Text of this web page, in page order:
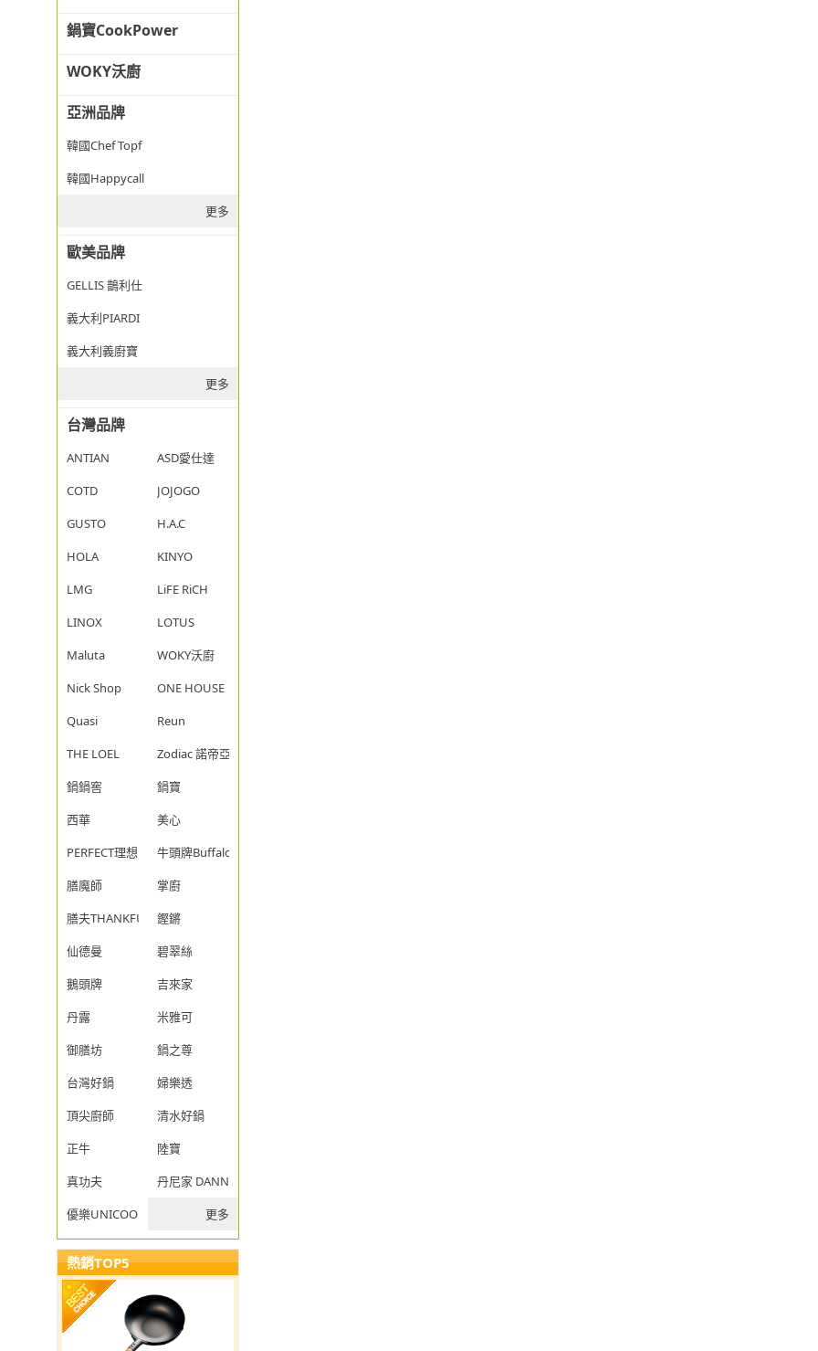
鍋寶CookPower
WOKY沃廚
亞洲品牌
韓國Chef Topf
韓國Happycall
更多
歐美品牌
GELLIS 鵲利仕
義大利PIARDI
義大利義廚寶
更多
台灣品牌
ANTIAN
ASD愛仕達
COTD
JOJOGO
GUSTO
H.A.C
HOLA
KINYO
LMG
LiFE RiCH
LINOX
LOTUS
Maluta
WOKY沃廚
Nick Shop
ONE HOUSE
Quasi
Reun
THE LOEL
Zodiac 諾帝亞
鍋鍋窖
鍋寶
西華
美心
PERFECT理想
牛頭牌Buffalo
膳魔師
掌廚
膳夫THANKFUL
鏗鏘
仙德曼
碧翠絲
鵝頭牌
吉來家
丹露
米雅可
御膳坊
鍋之尊
台灣好鍋
婦樂透
頂尖廚師
清水好鍋
正牛
陸寶
真功夫
丹尼家 DANNY JIA
優樂UNICOOK
更多
熱銷TOP5